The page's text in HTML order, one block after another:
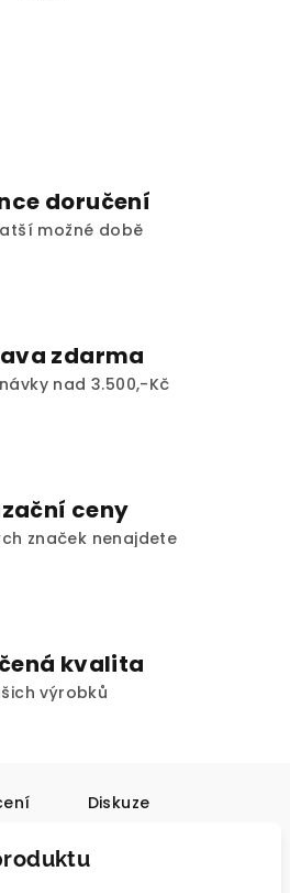
doručení
možné době
zdarma
nad 3.500,-Kč
ceny
značek nenajdete
kvalita
výrobků
Diskuze